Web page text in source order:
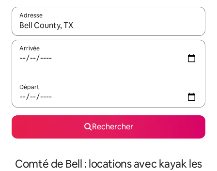
Adresse
Lorsque les résultats s'affichent, utilisez les flèches vers le
Arrivée
Départ
Rechercher
Comté de Bell : locations avec kayak les